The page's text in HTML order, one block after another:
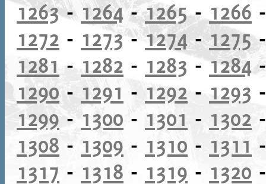
1263- 1264-1265- 1266
1272 - 1273-1274-1275
1281 - 1282 - 1283 -1284
1290- 1291 - 1292 - 1293
1299-1300 - 1301 - 1302
1308 - 1309 - 1310 - 1311
1317 - 1318 - 1319 - 1320